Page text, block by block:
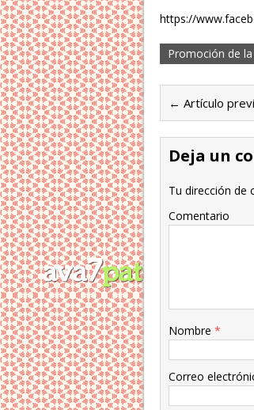
https://
Promoción de
← Artículo
Deja un
Tu dirección de
Comentario
Nombre *
Correo